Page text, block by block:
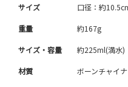
サイズ 口径：約
重量 約167g
サイズ・容量 約225ml(満水)
材質 ボーンチャイナ